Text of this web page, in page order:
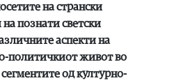
на странски
познати светски
аспекти на
политичкиот живот во
сегментите од културно-